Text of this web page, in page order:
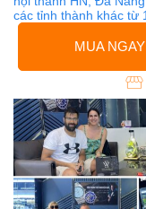
các tỉnh thành khác từ
MUA NGAY